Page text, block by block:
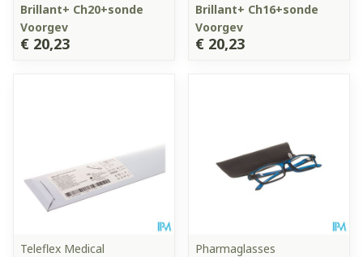
Brillant+ Ch20+sonde
Voorgev
€ 20,23
Brillant+ Ch16+sonde
Voorgev
€ 20,23
Teleflex Medical
Pharmaglasses